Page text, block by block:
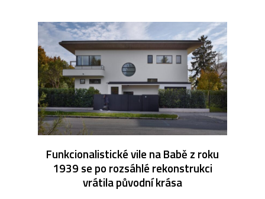
Funkcionalistické vile na Babě z roku
1939 se po rozsáhlé rekonstrukci
vrátila původní krása